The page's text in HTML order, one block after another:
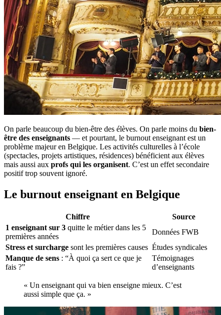
On parle beaucoup du bien-être des élèves. On parle moins du bien-
être des enseignants — et pourtant, le burnout enseignant est un
problème majeur en Belgique. Les activités culturelles à l’école
(spectacles, projets artistiques, résidences) bénéficient aux élèves
mais aussi aux profs qui les organisent. C’est un effet secondaire
positif trop souvent ignoré.
Le burnout enseignant en Belgique
Chiffre
Source
1 enseignant sur 3 quitte le métier dans les 5
premières années
Données FWB
Stress et surcharge sont les premières causes Études syndicales
Manque de sens : “À quoi ça sert ce que je
fais ?”
Témoignages
d’enseignants
« Un enseignant qui va bien enseigne mieux. C’est
aussi simple que ça. »